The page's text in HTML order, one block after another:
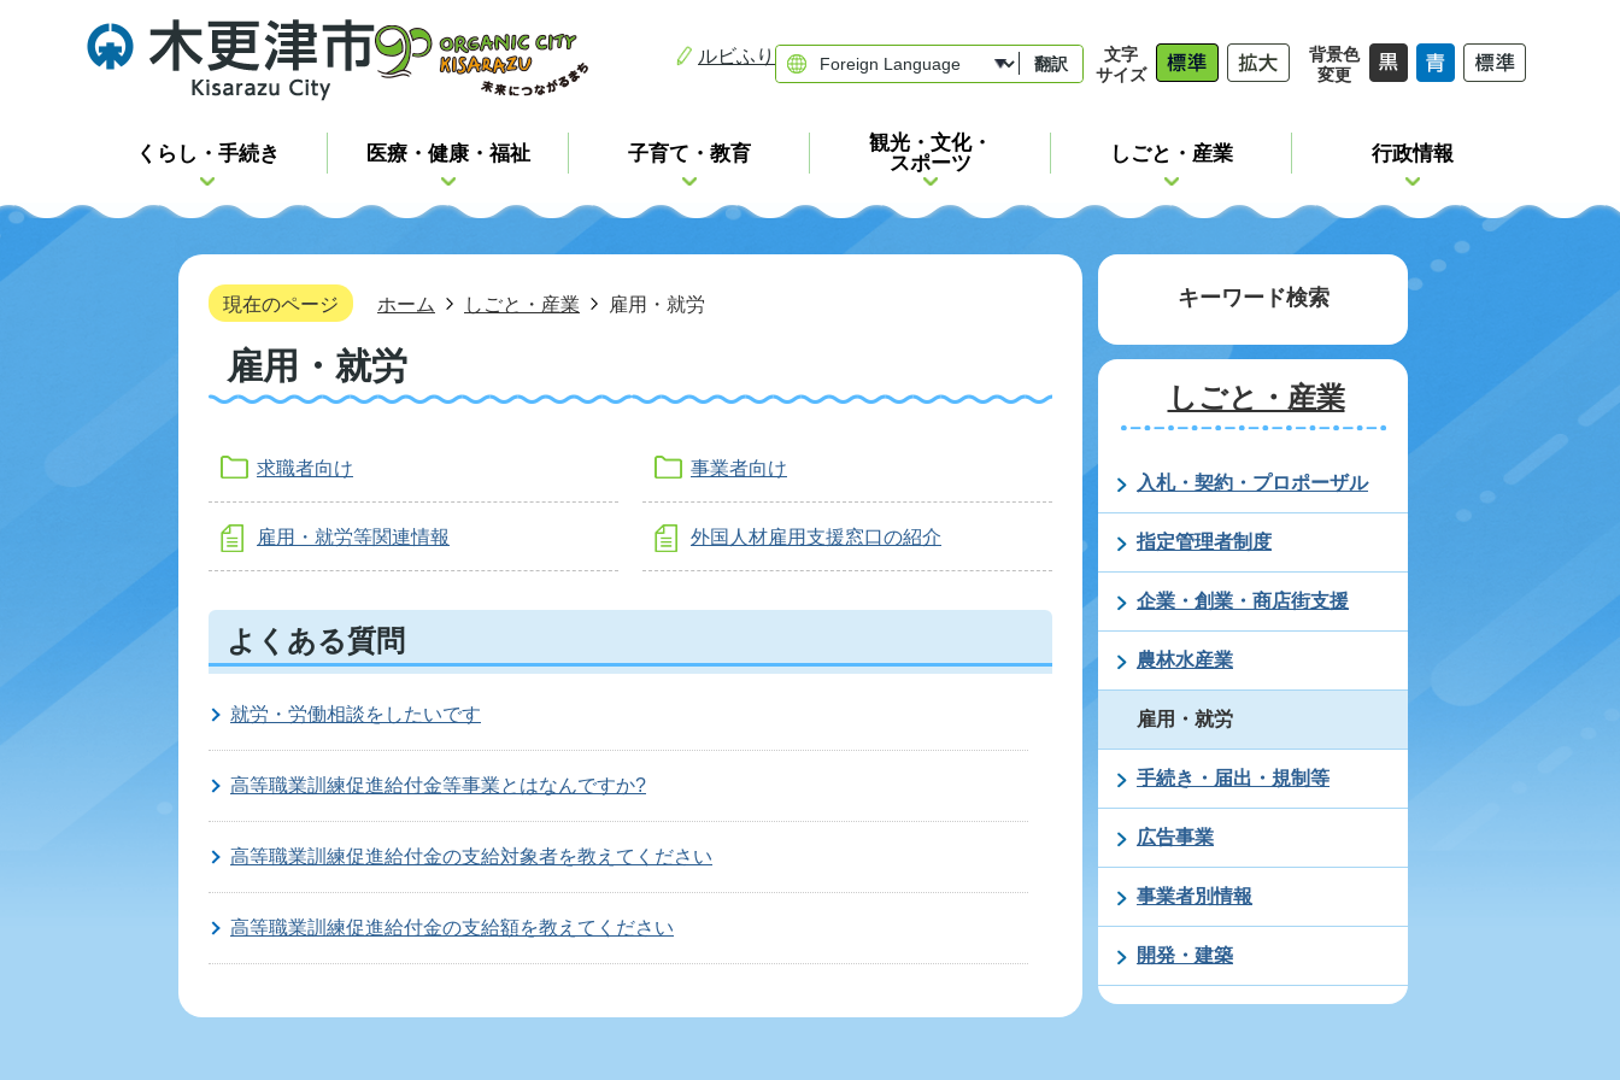
ルビふり 翻訳
文字
サイズ
背景色
変更
くらし・手続き 医療・健康・福祉 子育て・教育
観光・文化・
スポーツ
しごと・産業 行政情報
現在のページ ホーム しごと・産業 雇用・就労
雇用・就労
求職者向け 事業者向け
雇用・就労等関連情報 外国人材雇用支援窓口の紹介
よくある質問
就労・労働相談をしたいです
高等職業訓練促進給付金等事業とはなんですか?
高等職業訓練促進給付金の支給対象者を教えてください
高等職業訓練促進給付金の支給額を教えてください
キーワード検索
しごと・産業
入札・契約・プロポーザル
指定管理者制度
企業・創業・商店街支援
農林水産業
雇用・就労
手続き・届出・規制等
広告事業
事業者別情報
開発・建築